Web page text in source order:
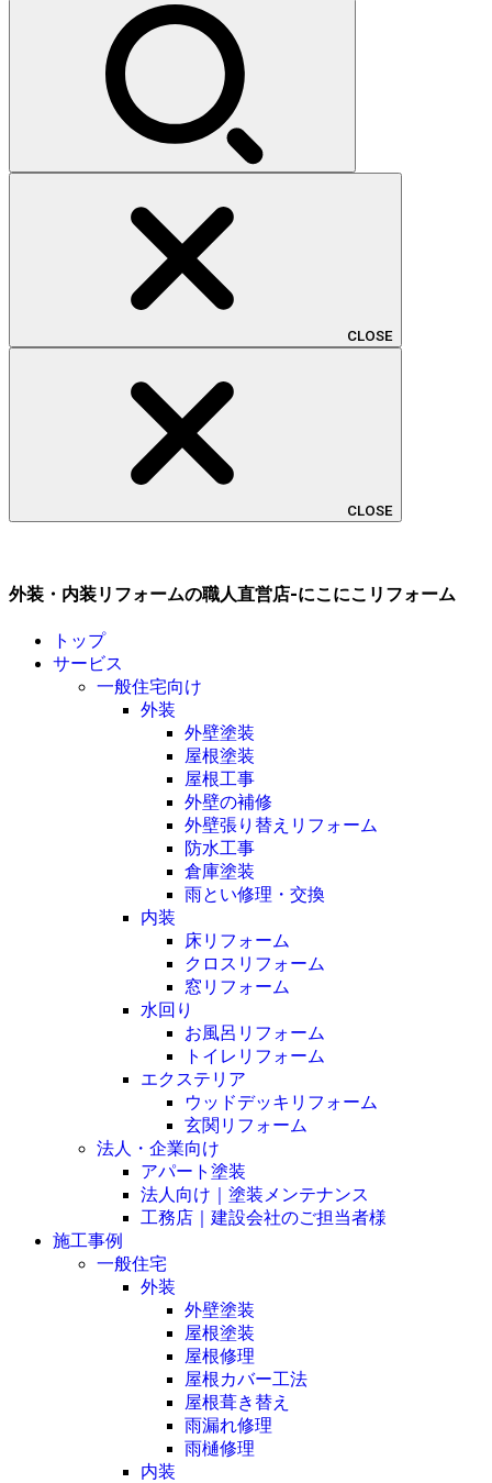
索:
CLOSE
CLOSE
外装・内装リフォームの職人直営店-にこにこリフォーム
トップ
サービス
一般住宅向け
外装
外壁塗装
屋根塗装
屋根工事
外壁の補修
外壁張り替えリフォーム
防水工事
倉庫塗装
雨とい修理・交換
内装
床リフォーム
クロスリフォーム
窓リフォーム
水回り
お風呂リフォーム
トイレリフォーム
エクステリア
ウッドデッキリフォーム
玄関リフォーム
法人・企業向け
アパート塗装
法人向け｜塗装メンテナンス
工務店｜建設会社のご担当者様
施工事例
一般住宅
外装
外壁塗装
屋根塗装
屋根修理
屋根カバー工法
屋根葺き替え
雨漏れ修理
雨樋修理
内装